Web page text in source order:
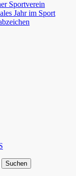
Sportverein
Jahr im Sport
Suchen